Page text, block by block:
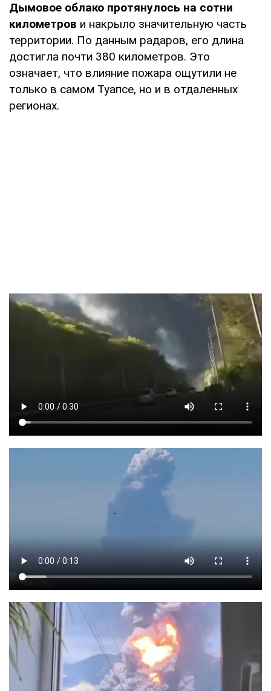
Дымовое облако протянулось на сотни
километров и накрыло значительную часть
территории. По данным радаров, его длина
достигла почти 380 километров. Это
означает, что влияние пожара ощутили не
только в самом Туапсе, но и в отдаленных
регионах.